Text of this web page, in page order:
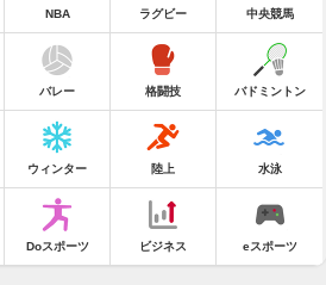
NBA ラグビー 中央競馬
バレー 格闘技 バドミントン
ウィンター 陸上 水泳
Doスポーツ ビジネス eスポーツ